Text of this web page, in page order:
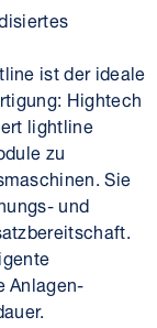
ist der ideale
Hightech
lightline
zu
Sie
und
Anlagen­